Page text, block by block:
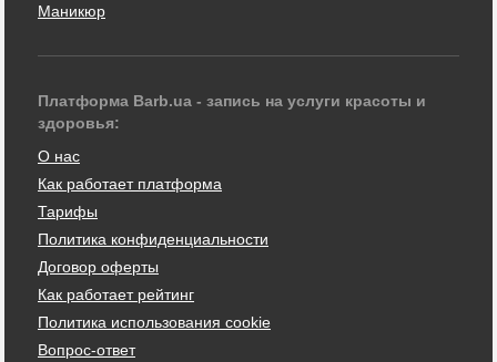
Маникюр
Платформа Barb.ua - запись на услуги красоты и
здоровья:
О нас
Как работает платформа
Тарифы
Политика конфиденциальности
Договор оферты
Как работает рейтинг
Политика использования cookie
Вопрос-ответ